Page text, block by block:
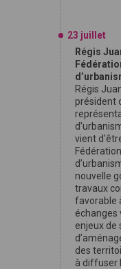
23 juillet
Régis
Régis
président
vient
nouvelle
travaux
favorable
échanges
enjeux de
des
à diffuser